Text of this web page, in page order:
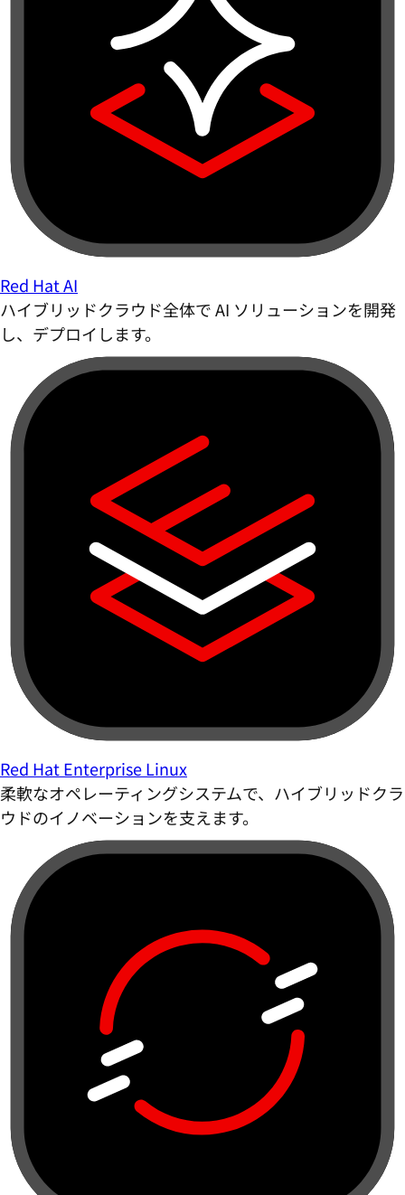
Red Hat AI
ハイブリッドクラウド全体で AI ソリューションを開発
し、デプロイします。
Red Hat Enterprise Linux
柔軟なオペレーティングシステムで、ハイブリッドクラ
ウドのイノベーションを支えます。